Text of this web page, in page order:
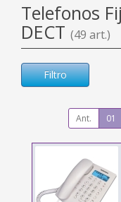
Telefonos
DECT (49 art.)
Filtro
Ant. 01